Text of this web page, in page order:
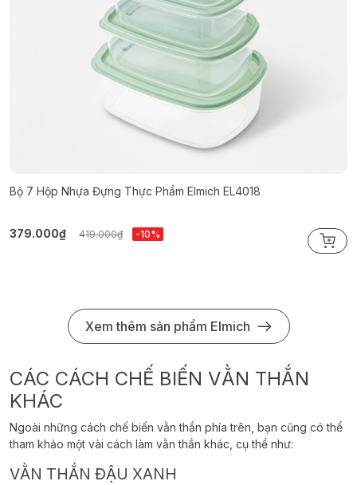
Bộ 7 Hộp Nhựa Đựng Thực Phẩm Elmich EL4018
379.000₫ 419.000₫ -10%
Xem thêm sản phẩm Elmich
CÁC CÁCH CHẾ BIẾN VẰN THẮN
KHÁC
Ngoài những cách chế biến vằn thắn phía trên, bạn cũng có thể
tham khảo một vài cách làm vằn thắn khác, cụ thể như:
VẰN THẮN ĐẬU XANH